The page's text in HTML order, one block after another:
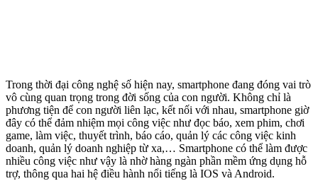
Trong thời đại công nghệ số hiện nay, smartphone đang đóng vai trò
vô cùng quan trọng trong đời sống của con người. Không chỉ là
phương tiện để con người liên lạc, kết nối với nhau, smartphone giờ
đây có thể đảm nhiệm mọi công việc như đọc báo, xem phim, chơi
game, làm việc, thuyết trình, báo cáo, quản lý các công việc kinh
doanh, quản lý doanh nghiệp từ xa,… Smartphone có thể làm được
nhiều công việc như vậy là nhờ hàng ngàn phần mềm ứng dụng hỗ
trợ, thông qua hai hệ điều hành nổi tiếng là IOS và Android.